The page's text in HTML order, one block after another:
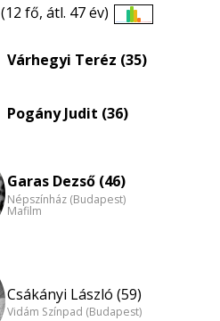
(12 fő, átl. 47 év)
eloszlás
Várhegyi Teréz (35)
Pogány Judit (36)
Garas Dezső (46)
Népszínház (Budapest)
Mafilm
Csákányi László (59)
Vidám Színpad (Budapest)